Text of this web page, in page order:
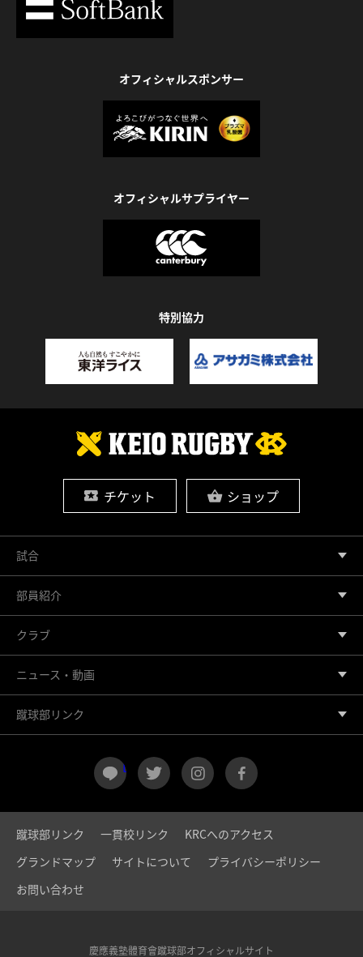
オフィシャルスポンサー
オフィシャルサプライヤー
特別協力
チケット ショップ
LINE twitter instagram
試合
部員紹介
クラブ
ニュース・動画
蹴球部リンク
蹴球部リンク 一貫校リンク
KRCへのアクセス
グランドマップ
サイトについて
プライバシーポリシー
お問い合わせ
慶應義塾體育會蹴球部オフィシャルサイト